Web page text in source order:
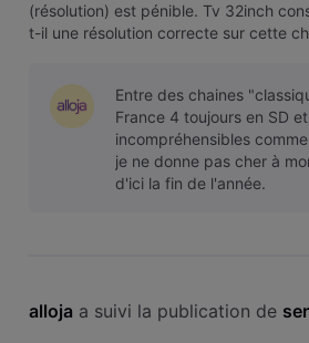
(résolution) est pénible. Tv 32inch
t-il une résolution correcte sur cette
Entre des chaines
France 4 toujours en SD
incompréhensibles
je ne donne pas cher à
d'ici la fin de l'année.
alloja a suivi la publication de